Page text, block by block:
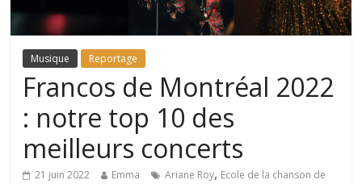
Musique Reportage
Francos de Montréal 2022
: notre top 10 des
meilleurs concerts
21 juin 2022 Emma Ariane Roy, Ecole de la chanson de